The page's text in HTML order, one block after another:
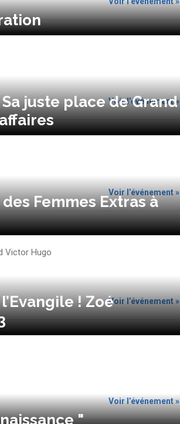
Voir l’événement »
juste place de Grand
Voir l’événement »
Femmes Extras à
Victor Hugo
Voir l’événement »
! Zoé
Voir l’événement »
"